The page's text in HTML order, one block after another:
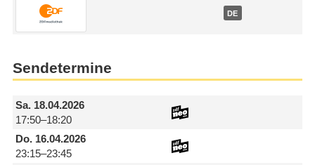
DE
Sendetermine
Sa.18.04.2026
17:50–18:20
Do.16.04.2026
23:15–23:45